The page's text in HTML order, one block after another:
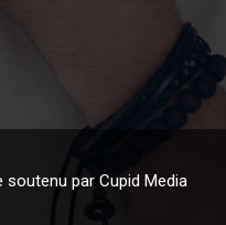
soutenu par Cupid Media